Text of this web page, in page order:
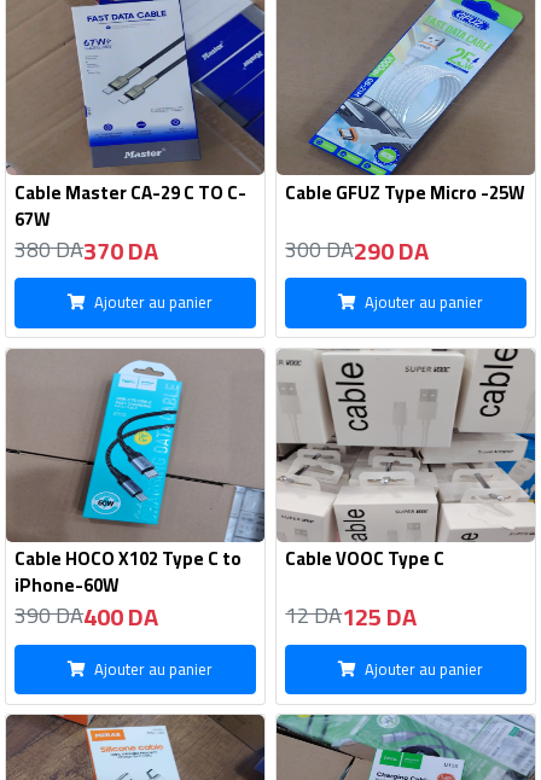
Cable Master CA-29 C TO C-
67W
380 DA370 DA
Ajouter au panier
Cable GFUZ Type Micro -25W
300 DA290 DA
Ajouter au panier
Cable HOCO X102 Type C to
iPhone-60W
390 DA400 DA
Ajouter au panier
Cable VOOC Type C
12 DA125 DA
Ajouter au panier